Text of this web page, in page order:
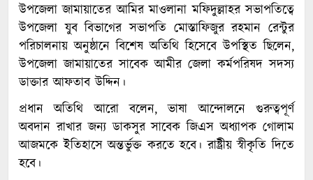
উপজেলা জামায়াতের আমির মাওলানা মফিদুল্লাহর সভাপতিত্বে
উপজেলা যুব বিভাগের সভাপতি মোস্তাফিজুর রহমান রেন্টুর
পরিচালনায় অনুষ্ঠানে বিশেষ অতিথি হিসেবে উপস্থিত ছিলেন,
উপজেলা জামায়াতের সাবেক আমীর জেলা কর্মপরিষদ সদস্য
ডাক্তার আফতাব উদ্দিন।
প্রধান অতিথি আরো বলেন, ভাষা আন্দোলনে গুরুত্বপূর্ণ
অবদান রাখার জন্য ডাকসুর সাবেক জিএস অধ্যাপক গোলাম
আজমকে ইতিহাসে অন্তর্ভুক্ত করতে হবে। রাষ্ট্রীয় স্বীকৃতি দিতে
হবে।